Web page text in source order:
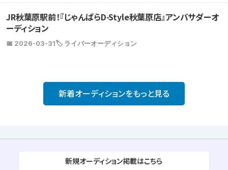
JR秋葉原駅前！『じゃんぱらD-Style秋葉原店』アンバサダーオ
ーディション
📅 2026-03-31🏷️ ライバーオーディション
新着オーディションをもっと見る
新規オーディション掲載はこちら